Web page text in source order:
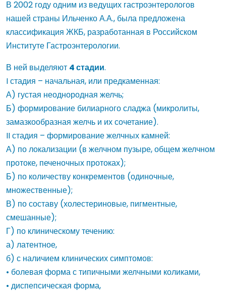
В 2002 году одним из ведущих гастроэнтерологов
нашей страны Ильченко А.А., была предложена
классификация ЖКБ, разработанная в Российском
Институте Гастроэнтерологии.
В ней выделяют 4 стадии.
I стадия – начальная, или предкаменная:
А) густая неоднородная желчь;
Б) формирование билиарного сладжа (микролиты,
замазкообразная желчь и их сочетание).
II стадия – формирование желчных камней:
А) по локализации (в желчном пузыре, общем желчном
протоке, печеночных протоках);
Б) по количеству конкрементов (одиночные,
множественные);
В) по составу (холестериновые, пигментные,
смешанные);
Г) по клиническому течению:
а) латентное,
б) с наличием клинических симптомов:
• болевая форма с типичными желчными коликами,
• диспепсическая форма,